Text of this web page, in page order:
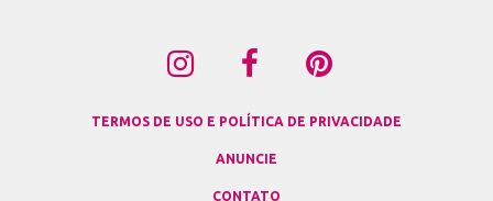
TERMOS DE USO E POLÍTICA DE PRIVACIDADE
ANUNCIE
CONTATO